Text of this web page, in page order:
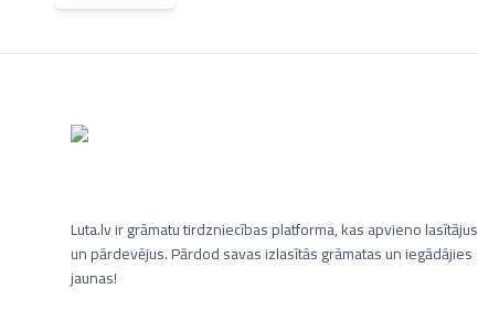
Luta.lv ir grāmatu tirdzniecības platforma, kas apvieno lasītājus
un pārdevējus. Pārdod savas izlasītās grāmatas un iegādājies
jaunas!